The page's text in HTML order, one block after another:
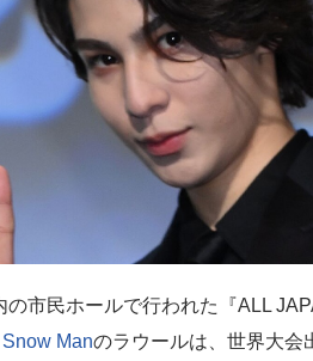
の市民ホールで行われた『ALL
Snow Manのラウールは、世界大会